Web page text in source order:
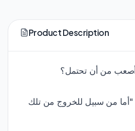
Product Description
من أن تحتمل؟
من سبيل للخروج من تلك